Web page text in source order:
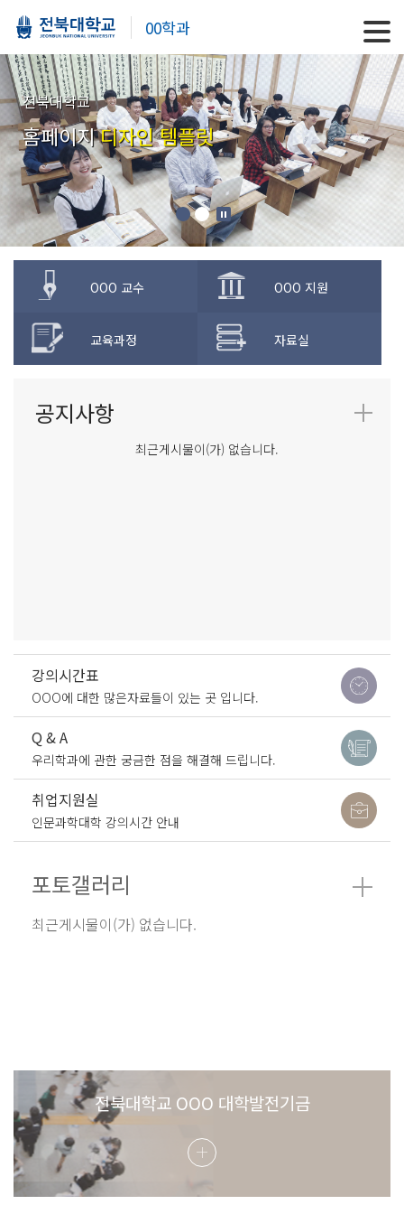
00학과
전북대학교
홈페이지디자인 템플릿
OOO 교수 OOO 지원
교육과정 자료실
최근게시물이(가) 없습니다.
강의시간표
OOO에 대한 많은자료들이 있는 곳 입니다.
Q & A
우리학과에 관한 궁금한 점을 해결해 드립니다.
취업지원실
인문과학대학 강의시간 안내
포토갤러리
최근게시물이(가) 없습니다.
전북대학교 OOO 대학발전기금